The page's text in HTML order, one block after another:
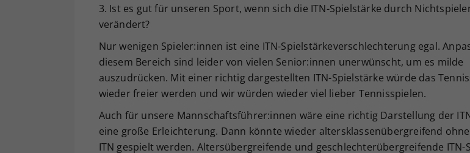
3. Ist es gut für unseren Sport, wenn sich die ITN-Spielstärke durch
verändert?
Nur wenigen Spieler:innen ist eine ITN-Spielstärkeverschlechterung egal.
diesem Bereich sind leider von vielen Senior:innen unerwünscht, um es milde
auszudrücken. Mit einer richtig dargestellten ITN-Spielstärke würde das
wieder freier werden und wir würden wieder viel lieber Tennisspielen.
Auch für unsere Mannschaftsführer:innen wäre eine richtig Darstellung der
eine große Erleichterung. Dann könnte wieder altersklassenübergreifend
ITN gespielt werden. Altersübergreifende und geschlechterübergreifende ITN-